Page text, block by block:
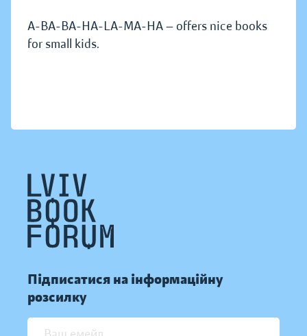
A-BA-BA-HA-LA-MA-HA — offers nice books
for small kids.
Підписатися на інформаційну
розсилку